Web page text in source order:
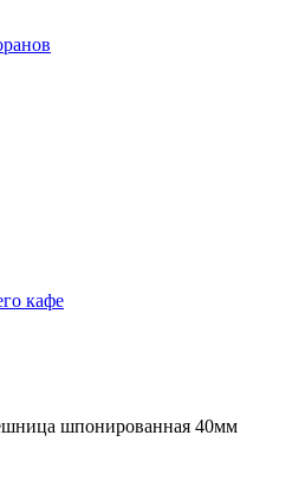
кафе
шпонированная 40мм